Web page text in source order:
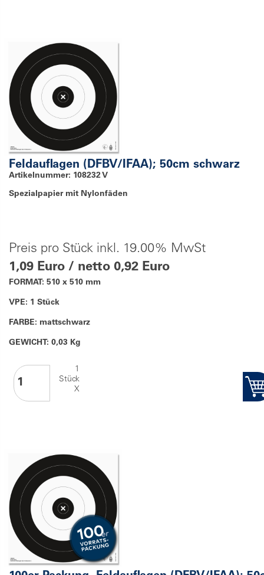
Feldauflagen (DFBV/IFAA); 50cm schwarz
Artikelnummer: 108232 V
Spezialpapier mit Nylonfäden
Preis pro Stück inkl. 19.00% MwSt
1,09 Euro / netto 0,92 Euro
FORMAT: 510 x 510 mm
VPE: 1 Stück
FARBE: mattschwarz
GEWICHT: 0,03 Kg
1
Stück
X